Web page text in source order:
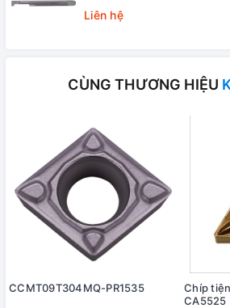
Liên hệ
CÙNG THƯƠNG HIỆU
CCMT09T304MQ-PR1535
Chíp
CA5525